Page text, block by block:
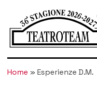
Home » Esperienze D.M.